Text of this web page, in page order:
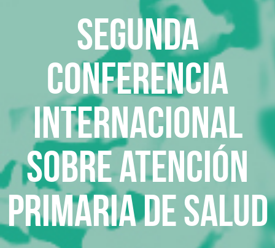
Segunda
Conferencia
Internacional
sobre Atención
Primaria de Salud